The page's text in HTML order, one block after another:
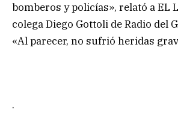
bomberos y policías», relató a EL
colega Diego Gottoli de Radio del
«Al parecer, no sufrió heridas
.